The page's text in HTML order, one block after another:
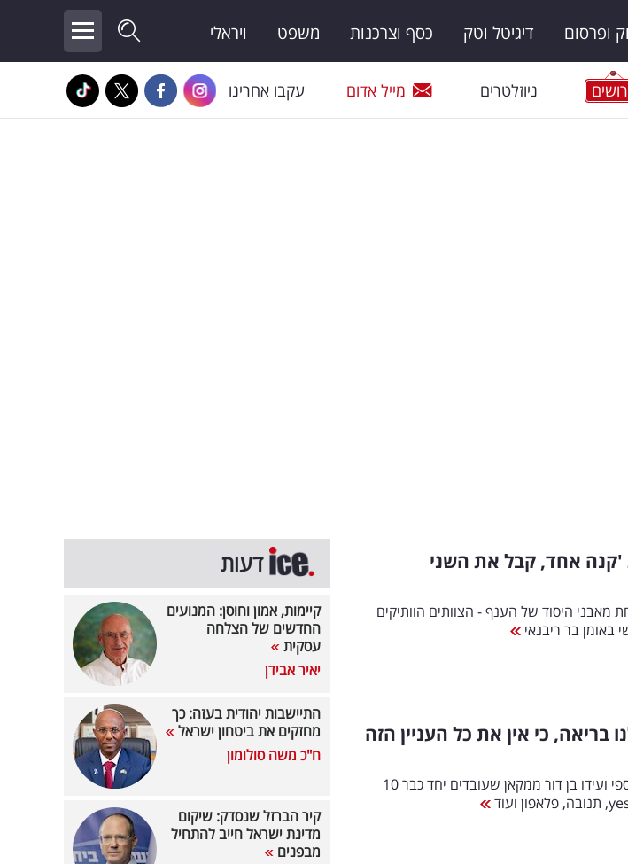
ופרסום דיגיטל וטק כסף וצרכנות משפט ויראלי
ניוזלטרים מייל אדום עקבו אחרינו
'קנה אחד, קבל את השני
היסוד של הענף - הצוותים הוותיקים
באומן בר ריבנאי
בריאה, כי אין את כל העניין הזה
השבוע במדור צוותים וותיקים באייס, מל כספי ועידו בן דור ממקאן שעובדים יחד כבר 10
דעות
קיימות, אמון וחוסן: המנועים
החדשים של הצלחה
עסקית
יאיר אבידן
התיישבות יהודית בעזה: כך
מחזקים את ביטחון ישראל
ח"כ משה סולומון
קיר הברזל שנסדק: שיקום
מדינת ישראל חייב להתחיל
מבפנים